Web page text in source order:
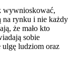
wywnioskować,
na rynku i nie każdy
że mało kto
sobie
ulgę ludziom oraz